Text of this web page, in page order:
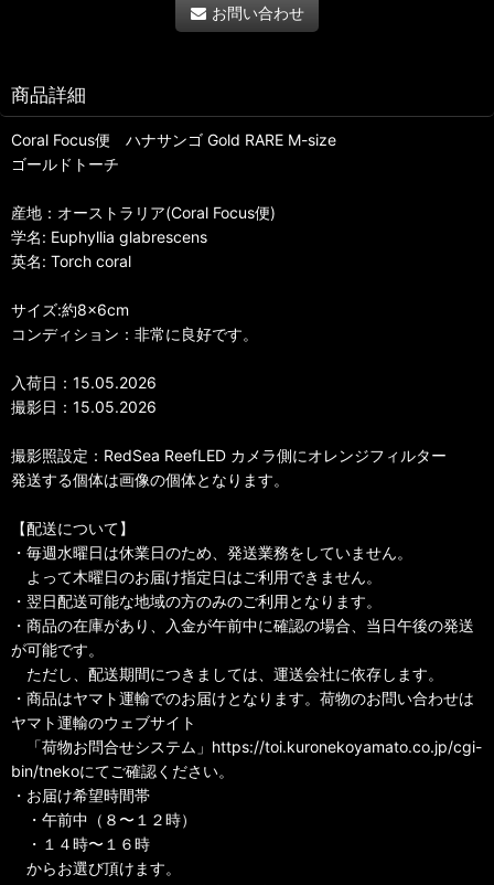
お問い合わせ
商品詳細
Coral Focus便 ハナサンゴ Gold RARE M-size
ゴールドトーチ
産地：オーストラリア(Coral Focus便)
学名: Euphyllia glabrescens
英名: Torch coral
サイズ:約8×6cm
コンディション：非常に良好です。
入荷日：15.05.2026
撮影日：15.05.2026
撮影照設定：RedSea ReefLED カメラ側にオレンジフィルター
発送する個体は画像の個体となります。
【配送について】
・毎週水曜日は休業日のため、発送業務をしていません。
よって木曜日のお届け指定日はご利用できません。
・翌日配送可能な地域の方のみのご利用となります。
・商品の在庫があり、入金が午前中に確認の場合、当日午後の発送
が可能です。
ただし、配送期間につきましては、運送会社に依存します。
・商品はヤマト運輸でのお届けとなります。荷物のお問い合わせは
ヤマト運輸のウェブサイト
「荷物お問合せシステム」https://toi.kuronekoyamato.co.jp/cgi-
bin/tnekoにてご確認ください。
・お届け希望時間帯
・午前中（８〜１２時）
・１４時〜１６時
からお選び頂けます。